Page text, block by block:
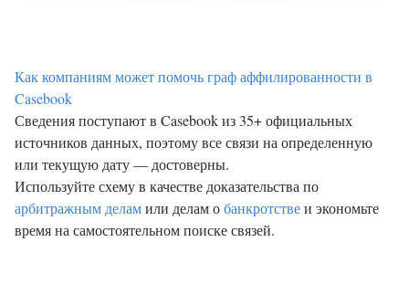
Как компаниям может помочь граф аффилированности в
Casebook
Сведения поступают в Casebook из 35+ официальных
источников данных, поэтому все связи на определенную
или текущую дату — достоверны.
Используйте схему в качестве доказательства по
арбитражным деламили делам обанкротствеи экономьте
время на самостоятельном поиске связей.